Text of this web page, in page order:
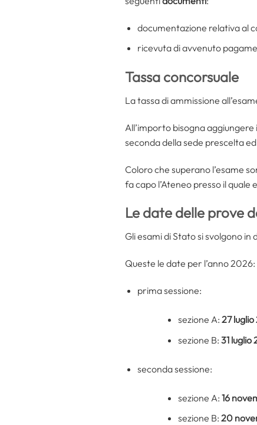
documentazione relativa al
ricevuta di avvenuto
Tassa concorsuale
La tassa di ammissione
All’importo bisogna aggiungere
seconda della sede prescelta
Coloro che superano l’esame
fa capo l’Ateneo presso il quale
Le date delle prove
Gli esami di Stato si svolgono in
Queste le date per l’anno 2026:
prima sessione:
sezione A: 27
sezione B: 31 luglio
seconda sessione:
sezione A: 16
sezione B: 20